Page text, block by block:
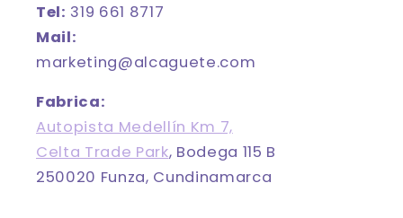
Tel: 319 661 8717
Mail:
marketing@alcaguete.com
Fabrica:
Autopista Medellín Km 7,
Celta Trade Park, Bodega 115 B
250020 Funza, Cundinamarca